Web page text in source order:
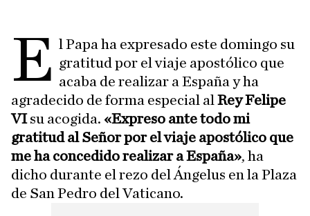
E l Papa ha expresado este domingo su
gratitud por el viaje apostólico que
acaba de realizar a España y ha
agradecido de forma especial al Rey Felipe
VIsu acogida. «Expreso ante todo mi
gratitud al Señor por el viaje apostólico que
me ha concedido realizar a España», ha
dicho durante el rezo del Ángelus en la Plaza
de San Pedro del Vaticano.